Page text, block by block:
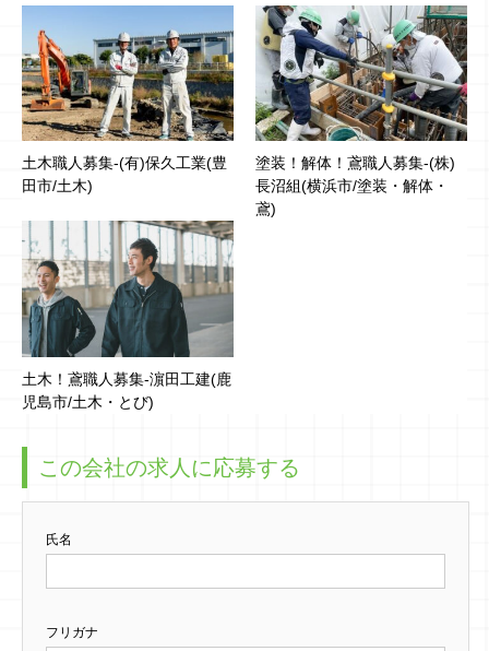
土木職人募集-(有)保久工業(豊
田市/土木)
塗装！解体！鳶職人募集-(株)
長沼組(横浜市/塗装・解体・
鳶)
土木！鳶職人募集-濵田工建(鹿
児島市/土木・とび)
この会社の求人に応募する
氏名
フリガナ